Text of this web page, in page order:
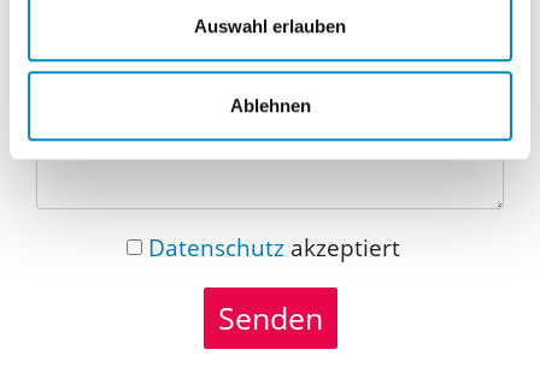
Auswahl erlauben
Ablehnen
Datenschutzakzeptiert
Senden